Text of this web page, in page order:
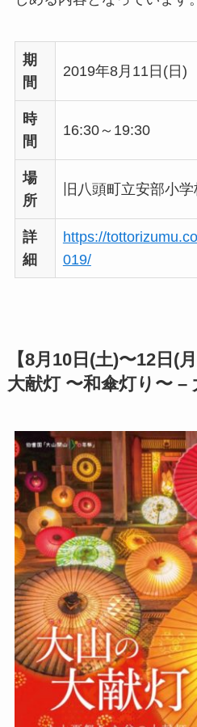
期
間
2019年8月11日(日)
時
間
16:30～19:30
場
所
旧八頭町立安部小学
詳
細
https://
019/
【8月10日(土)〜12日(月
大献灯 〜和傘灯り〜 –